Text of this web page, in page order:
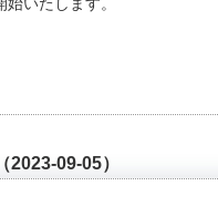
09-05）